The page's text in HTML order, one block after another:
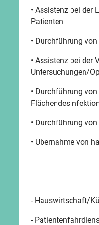
• Assistenz bei der
Patienten
• Durchführung
• Assistenz bei der
Untersuchungen/
• Durchführung
Flächendesinfektion
• Durchführung
• Übernahme von
- Hauswirtschaft/
-